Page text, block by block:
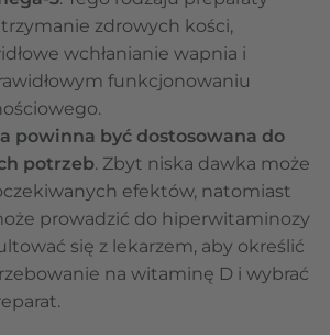
zdrowych kości,
wchłanianie wapnia i
funkcjonowaniu
powinna być dostosowana do
potrzeb. Zbyt niska dawka może
efektów, natomiast
prowadzić do hiperwitaminozy
się z lekarzem, aby określić
na witaminę D i wybrać